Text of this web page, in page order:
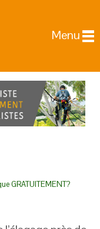
Menu
GRATUITEMENT?